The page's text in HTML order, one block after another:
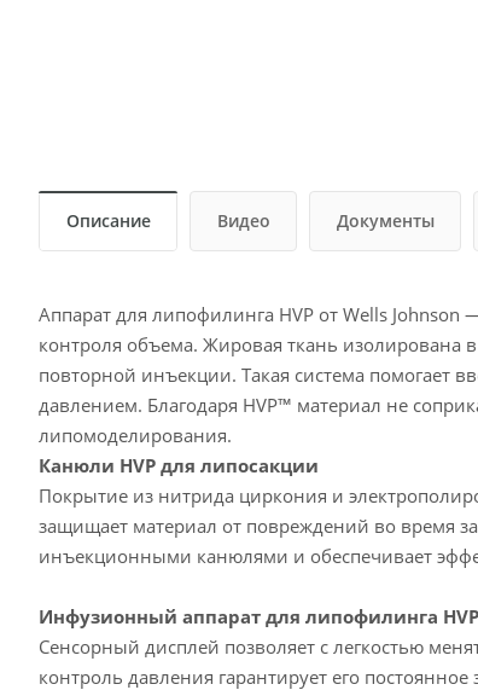
Описание Видео Документы
Аппарат для липофилинга HVP от Wells Johnson
контроля объема. Жировая ткань изолирована
повторной инъекции. Такая система помогает
давлением. Благодаря HVP™ материал не
липомоделирования.
Канюли HVP для липосакции
Покрытие из нитрида циркония и
защищает материал от повреждений во время
инъекционными канюлями и обеспечивает
Инфузионный аппарат для липофилинга HVP
Сенсорный дисплей позволяет с легкоcтью
контроль давления гарантирует его